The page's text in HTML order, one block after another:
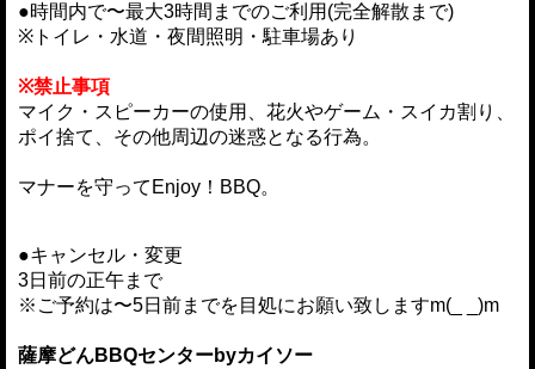
●時間内で〜最大3時間までのご利用(完全解散まで)
※トイレ・水道・夜間照明・駐車場あり
※禁止事項
マイク・スピーカーの使用、花火やゲーム・スイカ割り、
ポイ捨て、その他周辺の迷惑となる行為。
マナーを守ってEnjoy！BBQ。
●キャンセル・変更
3日前の正午まで
※ご予約は〜5日前までを目処にお願い致しますm(_ _)m
薩摩どんBBQセンターbyカイソー